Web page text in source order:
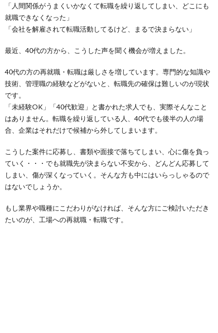
「人間関係がうまくいかなくて転職を繰り返してしまい、どこにも
就職できなくなった」
「会社を解雇されて転職活動してるけど、まるで決まらない」
最近、40代の方から、こうした声を聞く機会が増えました。
40代の方の再就職・転職は厳しさを増しています。専門的な知識や
技術、管理職の経験などがないと、転職先の確保は難しいのが現状
です。
「未経験OK」「40代歓迎」と書かれた求人でも、実際そんなこと
はありません。転職を繰り返している人、40代でも後半の人の場
合、企業はそれだけで候補から外してしまいます。
こうした案件に応募し、書類や面接で落ちてしまい、心に傷を負っ
ていく・・・でも就職先が決まらない不安から、どんどん応募して
しまい、傷が深くなっていく。そんな方も中にはいらっしゃるので
はないでしょうか。
もし業界や職種にこだわりがなければ、そんな方にご検討いただき
たいのが、工場への再就職・転職です。